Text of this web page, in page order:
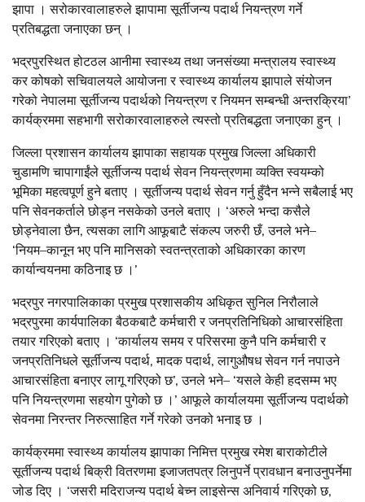
झापा । सरोकारवालाहरुले झापामा सूर्तीजन्य पदार्थ नियन्त्रण गर्ने
प्रतिबद्धता जनाएका छन् ।
भद्रपुरस्थित होटठल आनीमा स्वास्थ्य तथा जनसंख्या मन्त्रालय स्वास्थ्य
कर कोषको सचिवालयले आयोजना र स्वास्थ्य कार्यालय झापाले संयोजन
गरेको नेपालमा सूर्तीजन्य पदार्थको नियन्त्रण र नियमन सम्बन्धी अन्तरक्रिया’
कार्यक्रममा सहभागी सरोकारवालाहरुले त्यस्तो प्रतिबद्धता जनाएका हुन् ।
जिल्ला प्रशासन कार्यालय झापाका सहायक प्रमुख जिल्ला अधिकारी
चुडामणि चापागाईंले सूर्तीजन्य पदार्थ सेवन नियन्त्रणमा व्यक्ति स्वयम्को
भूमिका महत्वपूर्ण हुने बताए । सूर्तीजन्य पदार्थ सेवन गर्नु हुँदैन भन्ने सबैलाई भए
पनि सेवनकर्ताले छोड्न नसकेको उनले बताए । ‘अरुले भन्दा कसैले
छोड्नेवाला छैन, त्यसका लागि आफूबाटै संकल्प जरुरी छँ, उनले भने–
‘नियम–कानून भए पनि मानिसको स्वतन्त्रताको अधिकारका कारण
कार्यान्वयनमा कठिनाइ छ ।’
भद्रपुर नगरपालिकाका प्रमुख प्रशासकीय अधिकृत सुनिल निरौलाले
भद्रपुरमा कार्यपालिका बैठकबाटै कर्मचारी र जनप्रतिनिधिको आचारसंहिता
तयार गरिएको बताए । ‘कार्यालय समय र परिसरमा कुनै पनि कर्मचारी र
जनप्रतिनिधले सूर्तीजन्य पदार्थ, मादक पदार्थ, लागुऔषध सेवन गर्न नपाउने
आचारसंहिता बनाएर लागू गरिएको छ’, उनले भने– ‘यसले केही हदसम्म भए
पनि नियन्त्रणमा सहयोग पुगेको छ ।’ आफूले कार्यालयमा सूर्तीजन्य पदार्थको
सेवनमा निरन्तर निरुत्साहित गर्ने गरेको उनको भनाइ छ ।
कार्यक्रममा स्वास्थ्य कार्यालय झापाका निमित्त प्रमुख रमेश बाराकोटीले
सूर्तीजन्य पदार्थ बिक्री वितरणमा इजाजतपत्र लिनुपर्ने प्रावधान बनाउनुपर्नेमा
जोड दिए । ‘जसरी मदिराजन्य पदार्थ बेच्न लाइसेन्स अनिवार्य गरिएको छ,